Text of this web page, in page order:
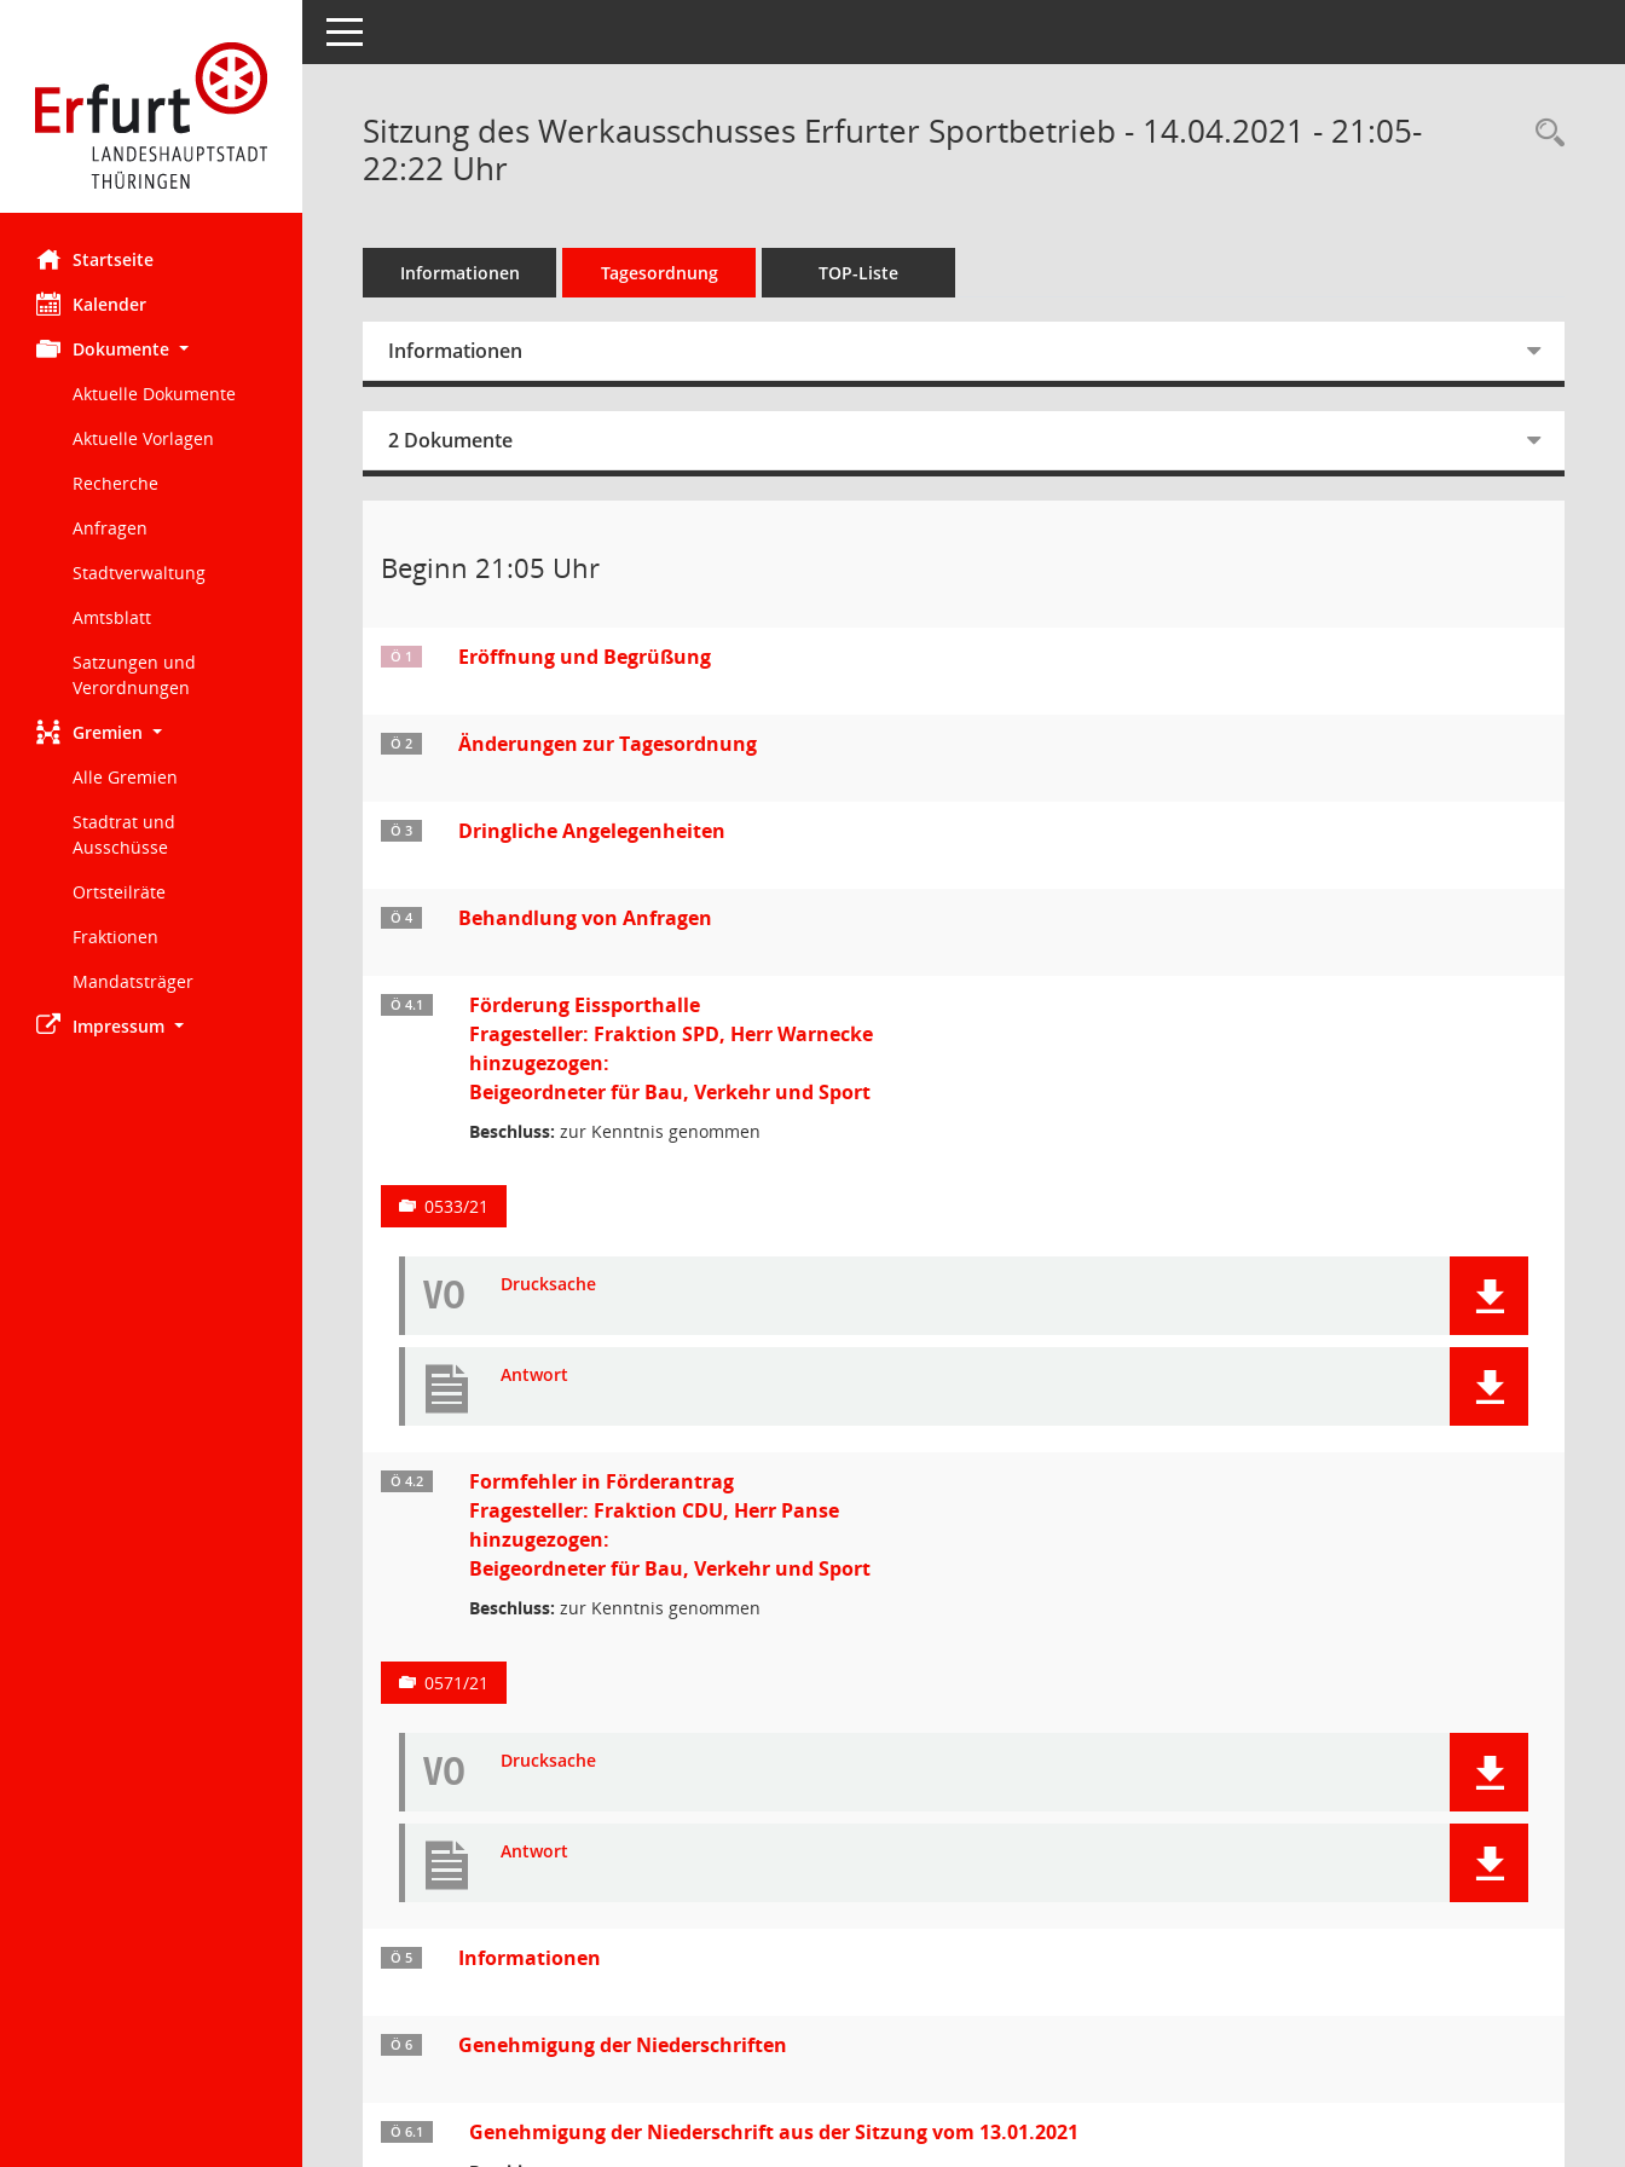
Startseite
Kalender
Dokumente
Aktuelle Dokumente
Aktuelle Vorlagen
Recherche
Anfragen
Stadtverwaltung
Amtsblatt
Satzungen und
Verordnungen
Gremien
Alle Gremien
Stadtrat und
Ausschüsse
Ortsteilräte
Fraktionen
Mandatsträger
Impressum
Toggle navigation
Sitzung des Werkausschusses Erfurter Sportbetrieb - 14.04.2021 - 21:05-
22:22 Uhr
Informationen Tagesordnung TOP-Liste
Informationen
2 Dokumente
Beginn 21:05 Uhr
Ö 1 Eröffnung und Begrüßung
Ö 2 Änderungen zur Tagesordnung
Ö 3 Dringliche Angelegenheiten
Ö 4 Behandlung von Anfragen
Ö 4.1
Förderung Eissporthalle
Fragesteller: Fraktion SPD, Herr Warnecke
hinzugezogen:
Beigeordneter für Bau, Verkehr und Sport
Beschluss: zur Kenntnis genommen
0533/21
VO Drucksache
Antwort
Ö 4.2
Formfehler in Förderantrag
Fragesteller: Fraktion CDU, Herr Panse
hinzugezogen:
Beigeordneter für Bau, Verkehr und Sport
Beschluss: zur Kenntnis genommen
0571/21
VO Drucksache
Antwort
Ö 5 Informationen
Ö 6 Genehmigung der Niederschriften
Ö 6.1 Genehmigung der Niederschrift aus der Sitzung vom 13.01.2021